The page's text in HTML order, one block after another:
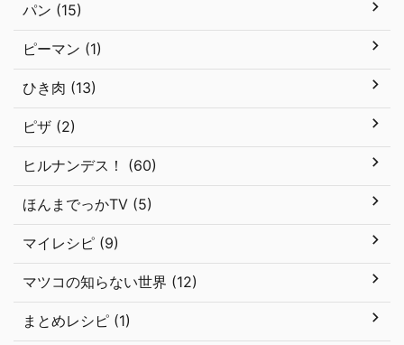
パン (15)
ピーマン (1)
ひき肉 (13)
ピザ (2)
ヒルナンデス！ (60)
ほんまでっかTV (5)
マイレシピ (9)
マツコの知らない世界 (12)
まとめレシピ (1)